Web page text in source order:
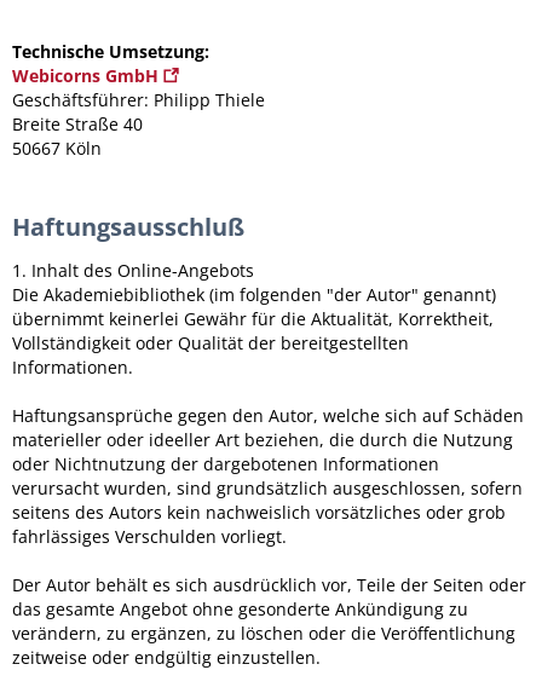
Technische Umsetzung:
Webicorns GmbH
Geschäftsführer: Philipp Thiele
Breite Straße 40
50667 Köln
Haftungsausschluß
1. Inhalt des Online-Angebots
Die Akademiebibliothek (im folgenden "der Autor" genannt)
übernimmt keinerlei Gewähr für die Aktualität, Korrektheit,
Vollständigkeit oder Qualität der bereitgestellten
Informationen.
Haftungsansprüche gegen den Autor, welche sich auf Schäden
materieller oder ideeller Art beziehen, die durch die Nutzung
oder Nichtnutzung der dargebotenen Informationen
verursacht wurden, sind grundsätzlich ausgeschlossen, sofern
seitens des Autors kein nachweislich vorsätzliches oder grob
fahrlässiges Verschulden vorliegt.
Der Autor behält es sich ausdrücklich vor, Teile der Seiten oder
das gesamte Angebot ohne gesonderte Ankündigung zu
verändern, zu ergänzen, zu löschen oder die Veröffentlichung
zeitweise oder endgültig einzustellen.